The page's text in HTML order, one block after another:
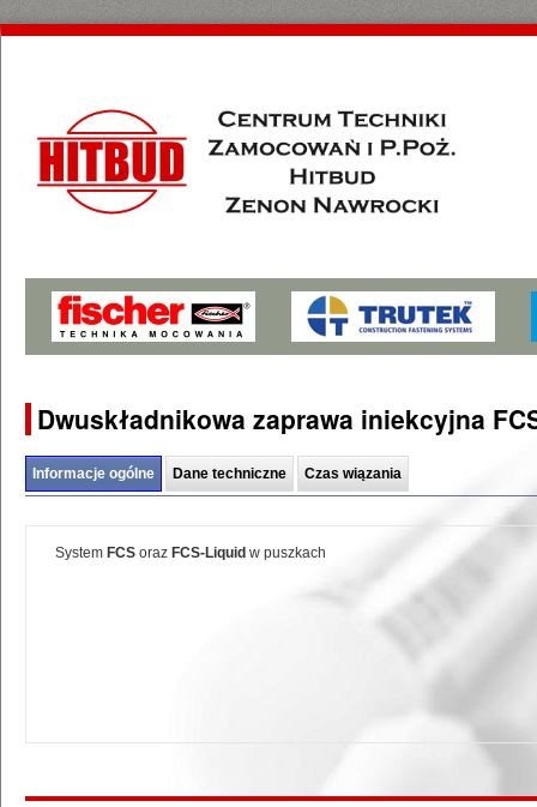
Dwuskładnikowa zaprawa iniekcyjna
Informacje ogólne Dane techniczne Czas wiązania
System FCS oraz FCS-Liquid w puszkach